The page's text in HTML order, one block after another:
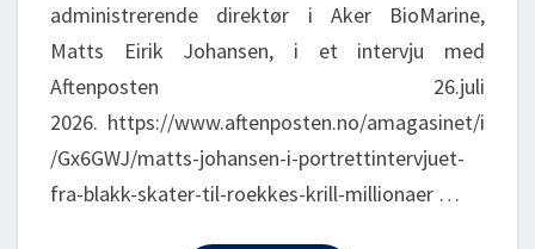
administrerende direktør i Aker BioMarine,
Matts Eirik Johansen, i et intervju med
Aftenposten 26.juli
2026. https://www.aftenposten.no/amagasinet/i
/Gx6GWJ/matts-johansen-i-portrettintervjuet-
fra-blakk-skater-til-roekkes-krill-millionaer …